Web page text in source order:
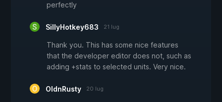
perfectly
SillyHotkey683 21 lug
Thank you. This has some nice features
that the developer editor does not, such as
adding +stats to selected units. Very nice.
OldnRusty 20 lug